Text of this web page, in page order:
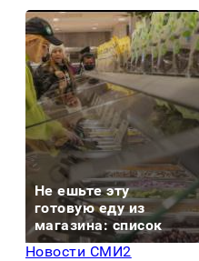
Не ешьте эту
готовую еду из
магазина: список
Новости СМИ2